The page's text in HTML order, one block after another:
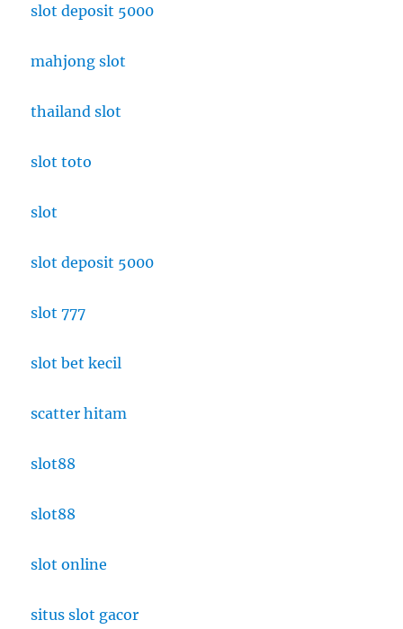
slot deposit 5000
mahjong slot
thailand slot
slot toto
slot
slot deposit 5000
slot 777
slot bet kecil
scatter hitam
slot88
slot88
slot online
situs slot gacor